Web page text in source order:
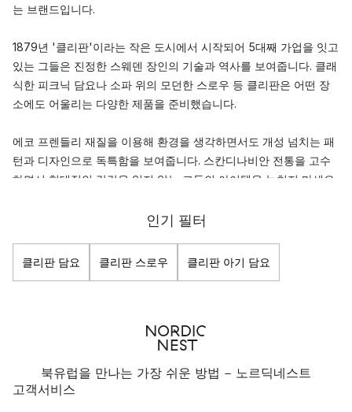
는 브랜드입니다.
1879년 '클리판'이라는 작은 도시에서 시작되어 5대째 가업을 잇고
있는 그들은 진정한 스웨덴 장인의 기술과 역사를 보여줍니다. 클래
식한 피크닉 담요나 소파 위의 모던한 스로우 등 클리판은 어떤 장
소에도 어울리는 다양한 제품을 준비했습니다.
에코 프렌들리 재질을 이용해 환경을 생각하면서도 개성 넘치는 패
턴과 디자인으로 독특함을 보여줍니다. 스칸디나비안 전통을 고수
하면서 현대적인 감각을 잃지 않는 그들의 아이템을 놓치지 마세요.
인기 필터
클리판 담요 클리판 스로우 클리판 아기 담요
북유럽을 만나는 가장 쉬운 방법 - 노르딕네스트
고객서비스